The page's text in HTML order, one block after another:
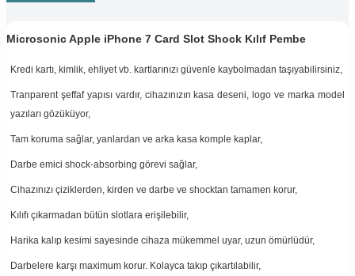
Microsonic Apple iPhone 7 Card Slot Shock Kılıf Pembe
Kredi kartı, kimlik, ehliyet vb. kartlarınızı güvenle kaybolmadan taşıyabilirsiniz,
Tranparent şeffaf yapısı vardır, cihazınızın kasa deseni, logo ve marka model
yazıları gözüküyor,
Tam koruma sağlar, yanlardan ve arka kasa komple kaplar,
Darbe emici shock-absorbing görevi sağlar,
Cihazınızı çiziklerden, kirden ve darbe ve shocktan tamamen korur,
Kılıfı çıkarmadan bütün slotlara erişilebilir,
Harika kalıp kesimi sayesinde cihaza mükemmel uyar, uzun ömürlüdür,
Darbelere karşı maximum korur. Kolayca takıp çıkartılabilir,